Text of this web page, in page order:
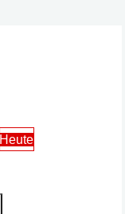
Heute